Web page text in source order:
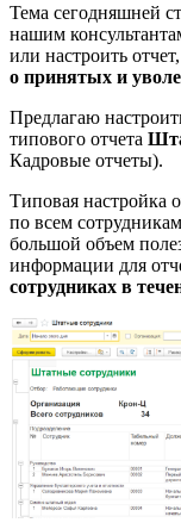
Тема сегодняшней
нашим
или настроить
о принятых и
Предлагаю
типового отчета
Кадровые отчеты).
Типовая настройка
по всем
большой объем
информации для
сотрудниках в